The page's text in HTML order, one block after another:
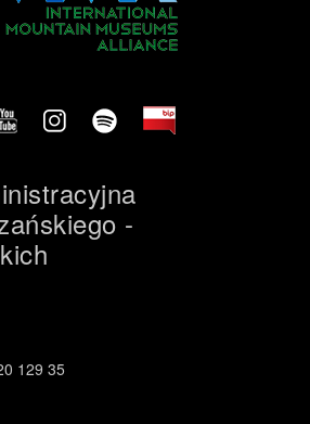
-
129 35